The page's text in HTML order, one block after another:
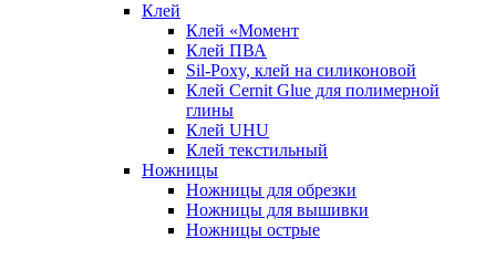
Клей
Клей «Момент
Клей ПВА
Sil-Poxy, клей на силиконовой
Клей Cernit Glue для полимерной
глины
Клей UHU
Клей текстильный
Ножницы
Ножницы для обрезки
Ножницы для вышивки
Ножницы острые